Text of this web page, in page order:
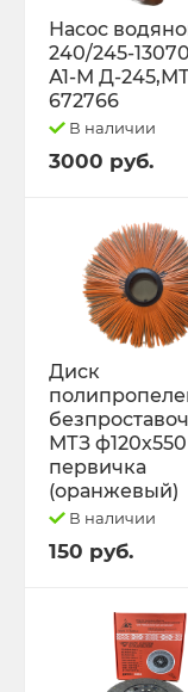
Насос
240/245-
А1-М Д-
672766
В наличии
3000 руб.
Диск
МТЗ ф120х550
первичка
(оранжевый)
В наличии
150 руб.
ЭО-3323, ЭО-
ЕК-12,14, ДЭК-251